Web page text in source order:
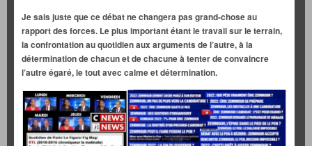
Je sais juste que ce débat ne changera pas grand-chose au
rapport des forces. Le plus important étant le travail sur le terrain,
la confrontation au quotidien aux arguments de l’autre, à la
détermination de chacun et de chacune à tenter de convaincre
l’autre égaré, le tout avec calme et détermination.